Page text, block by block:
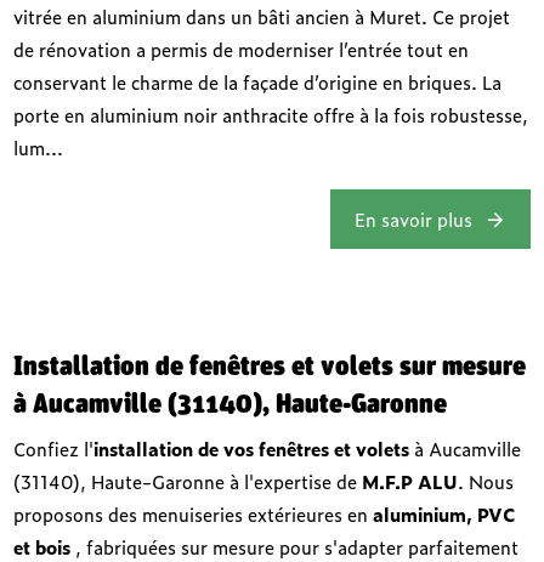
vitrée en aluminium dans un bâti ancien à Muret. Ce projet
de rénovation a permis de moderniser l’entrée tout en
conservant le charme de la façade d’origine en briques. La
porte en aluminium noir anthracite offre à la fois robustesse,
lum...
En savoir plus
Installation de fenêtres et volets sur mesure
à Aucamville (31140), Haute-Garonne
Confiez l'installation de vos fenêtres et volets à Aucamville
(31140), Haute-Garonne à l'expertise de M.F.P ALU. Nous
proposons des menuiseries extérieures enaluminium, PVC
et bois , fabriquées sur mesure pour s'adapter parfaitement